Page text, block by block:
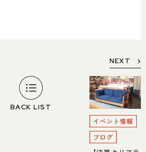
BACK LIST
NEXT
イベント情報
ブログ